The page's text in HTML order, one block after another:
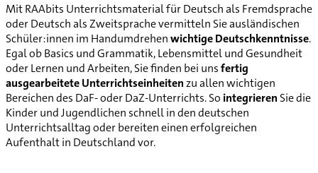
Mit RAAbits Unterrichtsmaterial für Deutsch als Fremdsprache
oder Deutsch als Zweitsprache vermitteln Sie ausländischen
Schüler:innen im Handumdrehenwichtige Deutschkenntnisse.
Egal ob Basics und Grammatik, Lebensmittel und Gesundheit
oder Lernen und Arbeiten, Sie finden bei unsfertig
ausgearbeitete Unterrichtseinheitenzu allen wichtigen
Bereichen des DaF- oder DaZ-Unterrichts. So integrieren Sie die
Kinder und Jugendlichen schnell in den deutschen
Unterrichtsalltag oder bereiten einen erfolgreichen
Aufenthalt in Deutschland vor.